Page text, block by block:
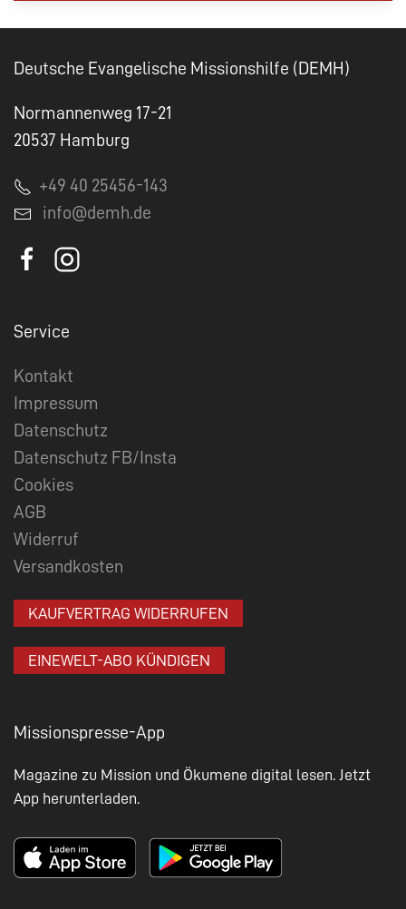
Deutsche Evangelische Missionshilfe (DEMH)
Normannenweg 17-21
20537 Hamburg
+49 40 25456-143
info@demh.de
Service
Kontakt
Impressum
Datenschutz
Datenschutz FB/Insta
Cookies
AGB
Widerruf
Versandkosten
KAUFVERTRAG WIDERRUFEN
EINEWELT-ABO KÜNDIGEN
Missionspresse-App
Magazine zu Mission und Ökumene digital lesen. Jetzt
App herunterladen.